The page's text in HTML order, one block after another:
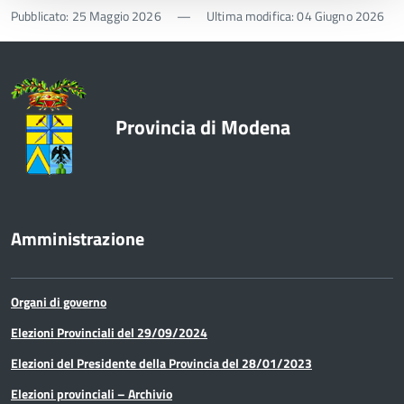
Pubblicato: 25 Maggio 2026 — Ultima modifica: 04 Giugno 2026
Provincia di Modena
Amministrazione
Organi di governo
Elezioni Provinciali del 29/09/2024
Elezioni del Presidente della Provincia del 28/01/2023
Elezioni provinciali – Archivio